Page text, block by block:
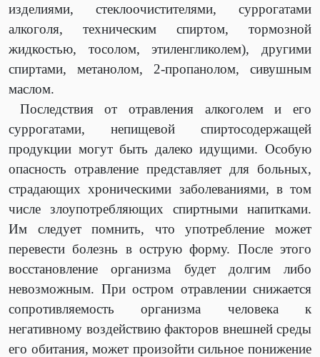
изделиями, стеклоочистителями, суррогатами
алкоголя, техническим спиртом, тормозной
жидкостью, тосолом, этиленгликолем), другими
спиртами, метанолом, 2-пропанолом, сивушным
маслом.
Последствия от отравления алкоголем и его
суррогатами, непищевой спиртосодержащей
продукции могут быть далеко идущими. Особую
опасность отравление представляет для больных,
страдающих хроническими заболеваниями, в том
числе злоупотребляющих спиртными напитками.
Им следует помнить, что употребление может
перевести болезнь в острую форму. После этого
восстановление организма будет долгим либо
невозможным. При остром отравлении снижается
сопротивляемость организма человека к
негативному воздействию факторов внешней среды
его обитания, может произойти сильное понижение